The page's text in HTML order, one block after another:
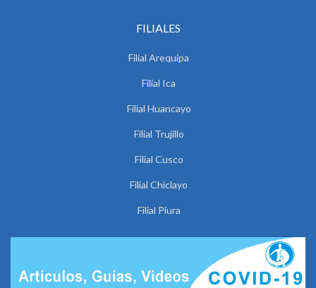
FILIALES
Filial Arequipa
Filial Ica
Filial Huancayo
Filial Trujillo
Filial Cusco
Filial Chiclayo
Filial Piura